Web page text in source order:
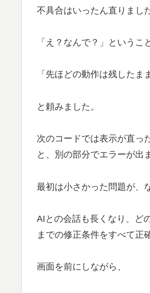
不具合はいったん直りまし
「え？なんで？」というこ
「先ほどの動作は残したま
と頼みました。
次のコードでは表示が直っ
と、別の部分でエラーが出
最初は小さかった問題が、
AIとの会話も長くなり、ど
までの修正条件をすべて正
画面を前にしながら、